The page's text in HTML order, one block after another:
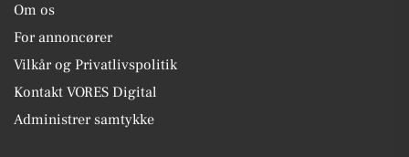
Om os
For annoncører
Vilkår og Privatlivspolitik
Kontakt VORES Digital
Administrer samtykke